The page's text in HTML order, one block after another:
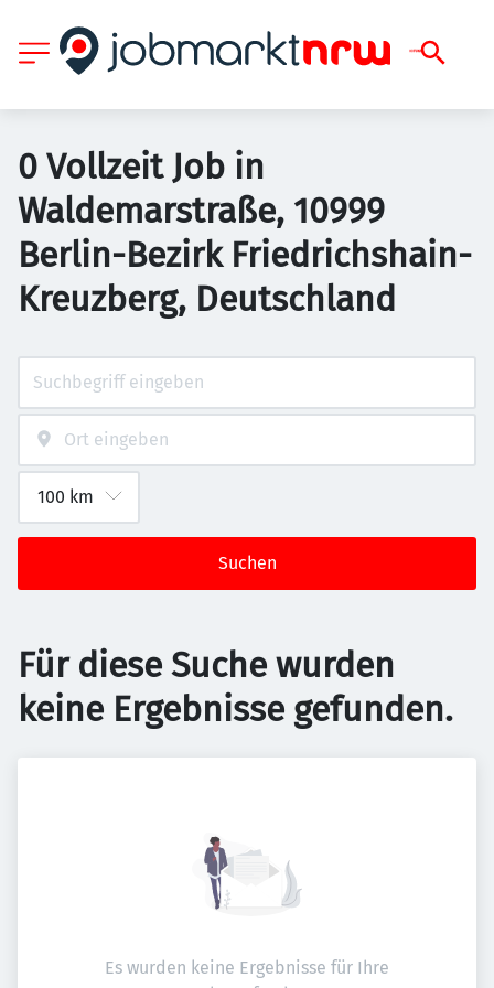
0 Vollzeit Job in
Waldemarstraße, 10999
Berlin-Bezirk Friedrichshain-
Kreuzberg, Deutschland
Suchen
Für diese Suche wurden
keine Ergebnisse gefunden.
Es wurden keine Ergebnisse für Ihre